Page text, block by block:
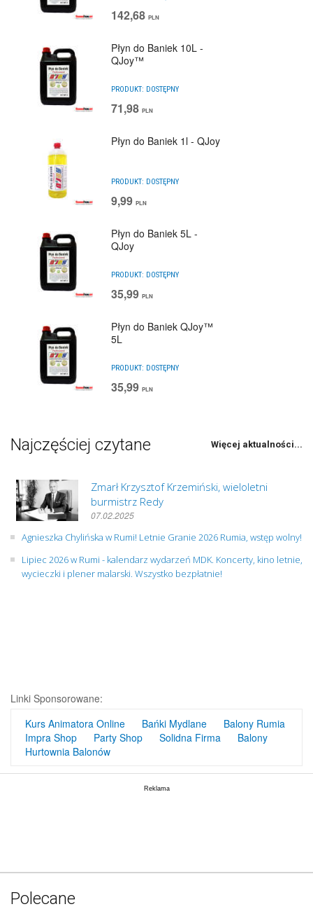
142,68 PLN
Płyn do Baniek 10L -
QJoy™
PRODUKT: DOSTĘPNY
71,98 PLN
Płyn do Baniek 1l - QJoy
PRODUKT: DOSTĘPNY
9,99 PLN
Płyn do Baniek 5L -
QJoy
PRODUKT: DOSTĘPNY
35,99 PLN
Płyn do Baniek QJoy™
5L
PRODUKT: DOSTĘPNY
35,99 PLN
Najczęściej czytane Więcej aktualności...
Zmarł Krzysztof Krzemiński, wieloletni
burmistrz Redy
07.02.2025
Agnieszka Chylińska w Rumi! Letnie Granie 2026 Rumia, wstęp wolny!
Lipiec 2026 w Rumi - kalendarz wydarzeń MDK. Koncerty, kino letnie,
wycieczki i plener malarski. Wszystko bezpłatnie!
Linki Sponsorowane:
Kurs Animatora Online
Bańki Mydlane
Balony Rumia
Impra Shop
Party Shop Solidna Firma
Balony
Hurtownia Balonów
Polecane